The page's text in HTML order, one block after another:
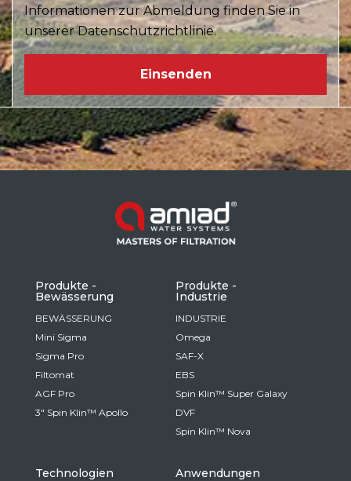
Informationen zur Abmeldung finden Sie in
unserer Datenschutzrichtlinie.
Produkte -
Bewässerung
BEWÄSSERUNG
Mini Sigma
Sigma Pro
Filtomat
AGF Pro
3" Spin Klin™ Apollo
Produkte -
Industrie
INDUSTRIE
Omega
SAF-X
EBS
Spin Klin™ Super Galaxy
DVF
Spin Klin™ Nova
Technologien Anwendungen